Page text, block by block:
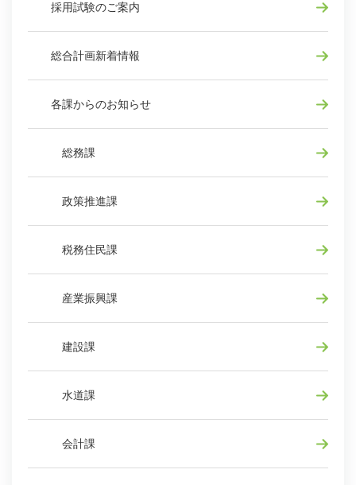
採用試験のご案内
総合計画新着情報
各課からのお知らせ
総務課
政策推進課
税務住民課
産業振興課
建設課
水道課
会計課